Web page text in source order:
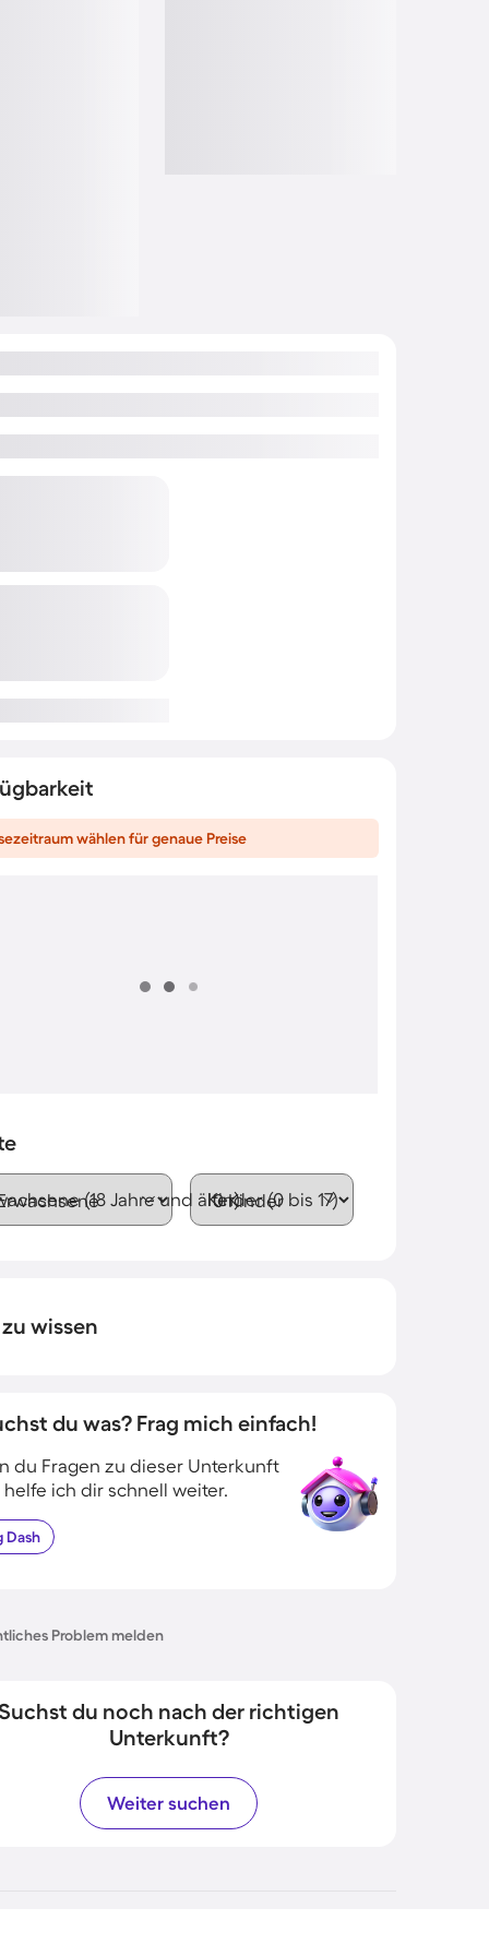
wählen für genaue Preise
(18 Jahre und älter)Kinder (0 bis 17)
wissen
du was? Frag mich einfach!
du Fragen zu dieser Unterkunft
helfe ich dir schnell weiter.
Dash
Problem melden
du noch nach der richtigen
Unterkunft?
Weiter suchen